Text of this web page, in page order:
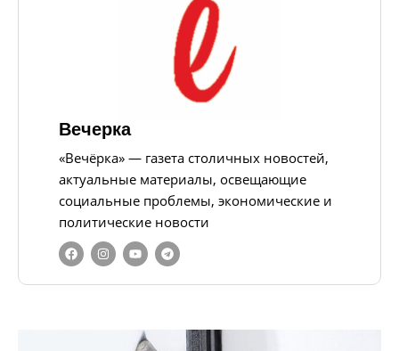
Вечерка
«Вечёрка» — газета столичных новостей,
актуальные материалы, освещающие
социальные проблемы, экономические и
политические новости